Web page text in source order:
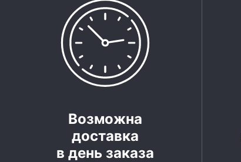
Возможна
доставка
в день заказа